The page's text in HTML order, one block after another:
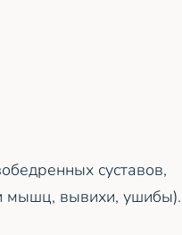
суставов,
мышц, вывихи, ушибы).